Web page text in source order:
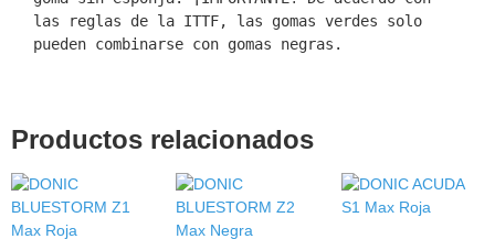
las reglas de la ITTF, las gomas verdes solo
pueden combinarse con gomas negras.
Productos relacionados